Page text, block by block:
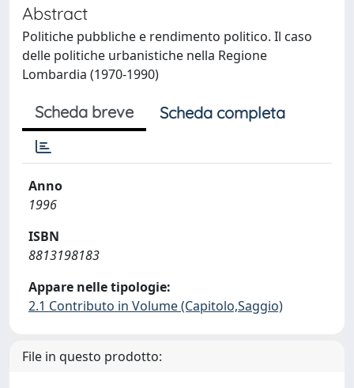
Abstract
Politiche pubbliche e rendimento politico. Il caso
delle politiche urbanistiche nella Regione
Lombardia (1970-1990)
Scheda breve Scheda completa
Anno
1996
ISBN
8813198183
Appare nelle tipologie:
2.1 Contributo in Volume (Capitolo,Saggio)
File in questo prodotto: